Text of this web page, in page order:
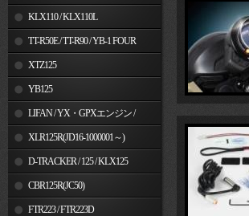
I/II・KSR PRO
KLX110 / KLX110L
TT-R50E / TT-R90 / YB-1 FOUR
XTZ125
YB125
LIFAN / YX・GPXエンジン /
JinchengXLR125R(JD16-1000001～)
D-TRACKER / 125 / KLX125
CBR125R(JC50)
FTR223 / FTR223D